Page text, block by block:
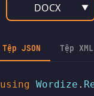
DOCX ▼
Tệp JSON Tệp XML
using Wordize .